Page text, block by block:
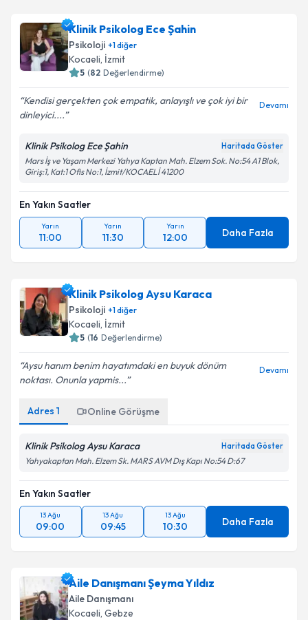
Klinik Psikolog Ece Şahin
Psikoloji +1diğer
Kocaeli, İzmit
5 (82 Değerlendirme)
Kendisi gerçekten çok empatik, anlayışlı ve çok iyi bir
dinleyici....
Devamı
Klinik Psikolog Ece Şahin Haritada Göster
Mars İş ve Yaşam Merkezi Yahya Kaptan Mah. Elzem Sok. No:54 A1 Blok,
Giriş:1, Kat:1 Ofis No:1, İzmit/KOCAELİ 41200
En Yakın Saatler
Yarın
11:00
Yarın
11:30
Yarın
12:00 Daha Fazla
Klinik Psikolog Aysu Karaca
Psikoloji +1diğer
Kocaeli, İzmit
5 (16 Değerlendirme)
Aysu hanım benim hayatımdaki en buyuk dönüm
noktası. Onunla yapmis...
Devamı
Adres 1 Online Görüşme
Klinik Psikolog Aysu Karaca Haritada Göster
Yahyakaptan Mah. Elzem Sk. MARS AVM Dış Kapı No:54 D:67
En Yakın Saatler
13 Ağu
09:00
13 Ağu
09:45
13 Ağu
10:30 Daha Fazla
Aile Danışmanı Şeyma Yıldız
Aile Danışmanı
Kocaeli, Gebze